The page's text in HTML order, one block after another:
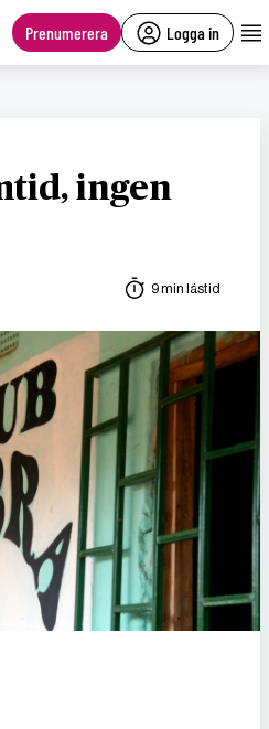
Prenumerera Logga in
ingen
9 min lästid